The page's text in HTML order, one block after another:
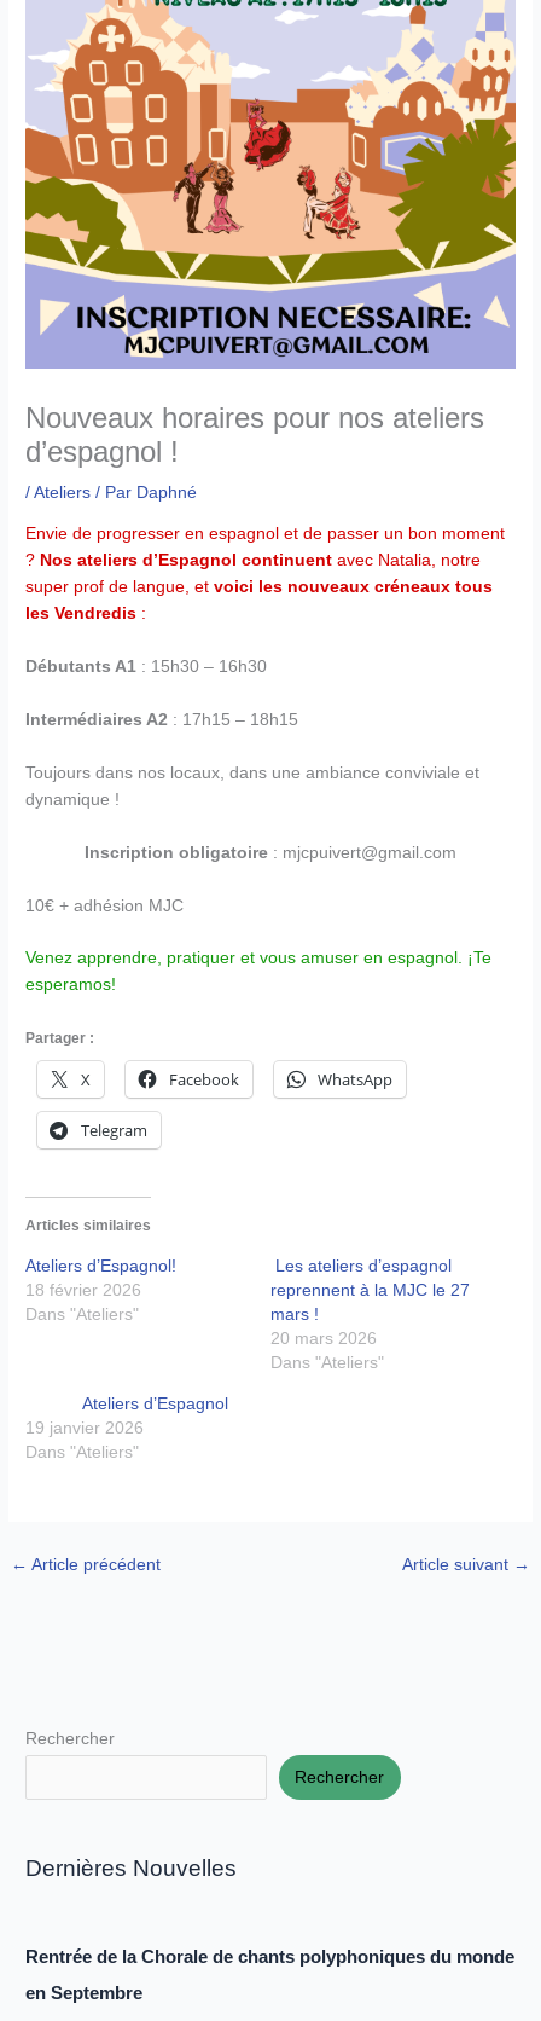
Nouveaux horaires pour nos ateliers
d’espagnol !
/Ateliers / Par Daphné
Envie de progresser en espagnol et de passer un bon moment
? Nos ateliers d’Espagnol continuent avec Natalia, notre
super prof de langue, etvoici les nouveaux créneaux tous
les Vendredis :
Débutants A1 : 15h30 – 16h30
Intermédiaires A2 : 17h15 – 18h15
Toujours dans nos locaux, dans une ambiance conviviale et
dynamique !
Inscription obligatoire : mjcpuivert@gmail.com
10€ + adhésion MJC
Venez apprendre, pratiquer et vous amuser en espagnol. ¡Te
esperamos!
Partager :
X Facebook WhatsApp
Telegram
Articles similaires
Ateliers d’Espagnol!
18 février 2026
Dans "Ateliers"
Les ateliers d’espagnol
reprennent à la MJC le 27
mars !
20 mars 2026
Dans "Ateliers"
Ateliers d’Espagnol
19 janvier 2026
Dans "Ateliers"
← Article précédent Article suivant →
Rechercher
Rechercher
Dernières Nouvelles
Rentrée de la Chorale de chants polyphoniques du monde
en Septembre